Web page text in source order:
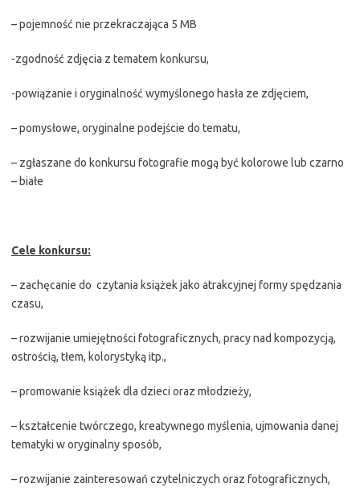
– pojemność nie przekraczająca 5 MB
-zgodność zdjęcia z tematem konkursu,
-powiązanie i oryginalność wymyślonego hasła ze zdjęciem,
– pomysłowe, oryginalne podejście do tematu,
– zgłaszane do konkursu fotografie mogą być kolorowe lub czarno
– białe
Cele konkursu:
– zachęcanie do czytania książek jako atrakcyjnej formy spędzania
czasu,
– rozwijanie umiejętności fotograficznych, pracy nad kompozycją,
ostrością, tłem, kolorystyką itp.,
– promowanie książek dla dzieci oraz młodzieży,
– kształcenie twórczego, kreatywnego myślenia, ujmowania danej
tematyki w oryginalny sposób,
– rozwijanie zainteresowań czytelniczych oraz fotograficznych,